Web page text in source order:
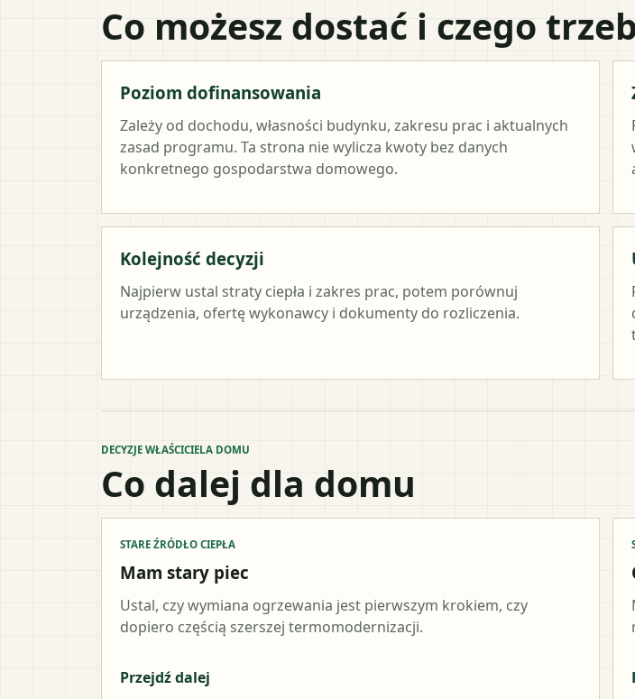
Co możesz dostać i czego
Poziom dofinansowania
Zależy od dochodu, własności budynku, zakresu prac i aktualnych
zasad programu. Ta strona nie wylicza kwoty bez danych
konkretnego gospodarstwa domowego.
Kolejność decyzji
Najpierw ustal straty ciepła i zakres prac, potem porównuj
urządzenia, ofertę wykonawcy i dokumenty do rozliczenia.
DECYZJE WŁAŚCICIELA DOMU
Co dalej dla domu
STARE ŹRÓDŁO CIEPŁA
Mam stary piec
Ustal, czy wymiana ogrzewania jest pierwszym krokiem, czy
dopiero częścią szerszej termomodernizacji.
Przejdź dalej